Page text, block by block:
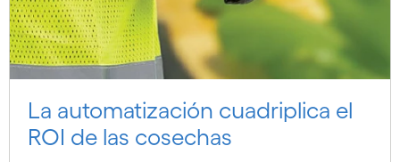
La automatización cuadriplica el
ROI de las cosechas